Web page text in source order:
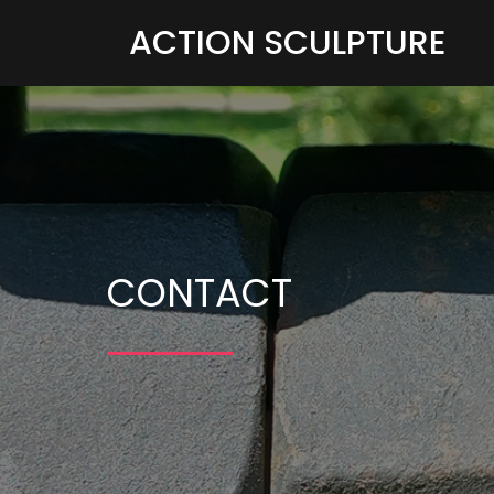
ACTION SCULPTURE
CONTACT